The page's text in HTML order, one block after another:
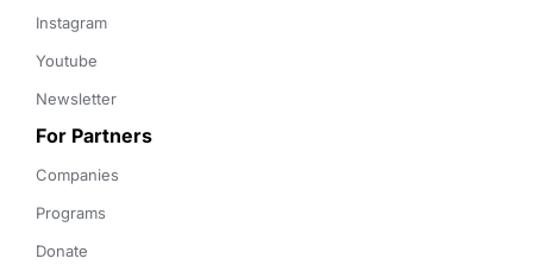
Instagram
Youtube
Newsletter
For Partners
Companies
Programs
Donate